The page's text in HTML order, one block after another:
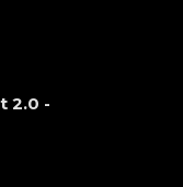
2.0 -